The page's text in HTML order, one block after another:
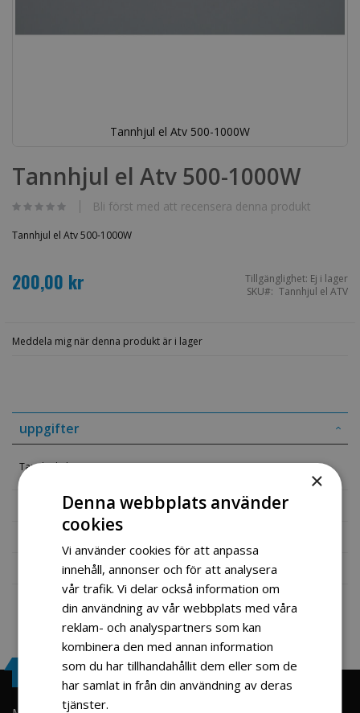
Tannhjul el Atv 500-1000W
till
början
bildgalleriet
Tannhjul el Atv 500-1000W
Bli först med att recensera denna produkt
Tannhjul el Atv 500-1000W
200,00 kr Tillgänglighet: Ej i lager
SKU
Tannhjul el ATV
Meddela mig när denna produkt är i lager
uppgifter
Tannhjul el Atv 500-1000W
Mer information
Fil vedlegg
Engrosservice.se
×
Denna webbplats använder
cookies
Vi använder cookies för att anpassa
innehåll, annonser och för att analysera
vår trafik. Vi delar också information om
din användning av vår webbplats med våra
reklam- och analyspartners som kan
kombinera den med annan information
som du har tillhandahållit dem eller som de
har samlat in från din användning av deras
tjänster.